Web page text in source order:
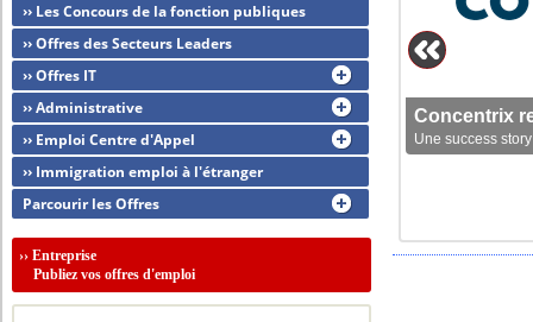
Concentrix
Une success
›› Les Concours de la fonction publiques
›› Offres des Secteurs Leaders
›› Offres IT
›› Administrative
›› Emploi Centre d'Appel
›› Immigration emploi à l'étranger
Parcourir les Offres
››Entreprise
Publiez vos offres d'emploi